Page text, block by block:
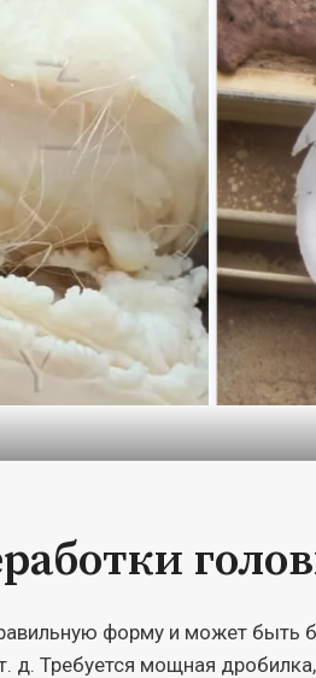
форму и может быть
д. Требуется мощная